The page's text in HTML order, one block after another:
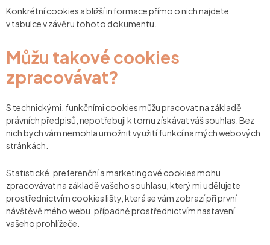
Konkrétní cookies a bližší informace přímo o nich najdete
v tabulce v závěru tohoto dokumentu.
Můžu takové cookies
zpracovávat?
S technickými, funkčními cookiesmůžu pracovat na základě
právních předpisů, nepotřebuji k tomu získávat váš souhlas. Bez
nich bych vám nemohla umožnit využití funkcí na mých webových
stránkách.
Statistické, preferenční a marketingové cookiesmohu
zpracovávat na základě vašeho souhlasu, který mi udělujete
prostřednictvím cookies lišty, která se vám zobrazí při první
návštěvě mého webu, případně prostřednictvím nastavení
vašeho prohlížeče.